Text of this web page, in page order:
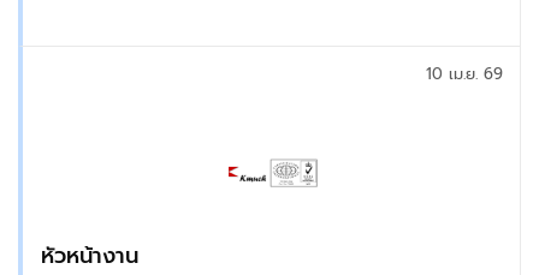
หัวหน้างาน
10 เม.ย. 69